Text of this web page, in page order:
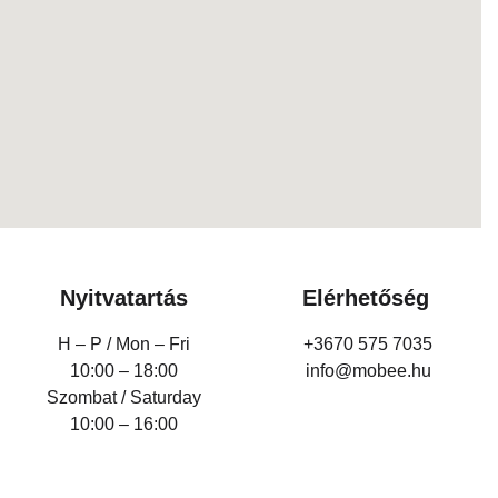
Nyitvatartás
H – P / Mon – Fri
10:00 – 18:00
Szombat / Saturday
10:00 – 16:00
Elérhetőség
+3670 575 7035
info@mobee.hu